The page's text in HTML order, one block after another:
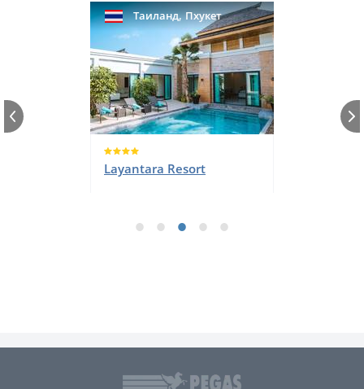
Таиланд,Пхукет
Layantara Resort